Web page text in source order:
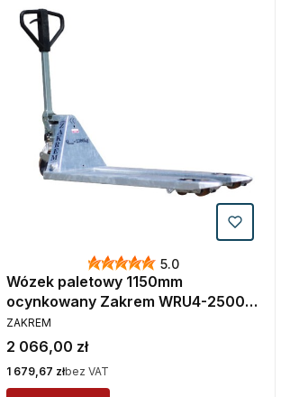
5.0
Wózek paletowy 1150mm
ocynkowany Zakrem WRU4-2500
NTN
PRODUCENT
ZAKREM
Cena
2 066,00 zł
Cena
1 679,67 złbez VAT